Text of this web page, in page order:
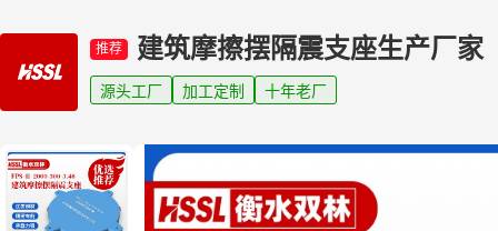
推荐 建筑摩擦摆隔震支座生产厂家
源头工厂 加工定制 十年老厂